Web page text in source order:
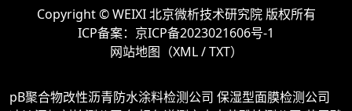
Copyright ©WEIXI 北京微析技术研究院版权所有
ICP备案： 京ICP备2023021606号-1
网站地图（XML/TXT）
pB聚合物改性沥青防水涂料检测公司 保湿型面膜检测公司